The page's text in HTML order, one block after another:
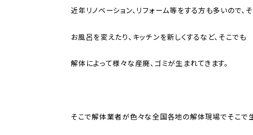
近年リノベーション、リフォーム等をする方も多いので、
お風呂を変えたり、キッチンを新しくするなど、そこでも
解体によって様々な産廃、ゴミが生まれてきます。
そこで解体業者が色々な全国各地の解体現場でそこで